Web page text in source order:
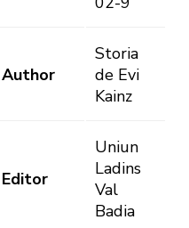
Author
Storia
de Evi
Kainz
Editor
Uniun
Ladins
Val
Badia